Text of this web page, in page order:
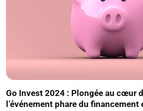
Go Invest 2024 : Plongée au cœur
l’événement phare du